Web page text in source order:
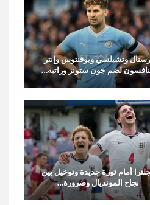
وتشيلسي ويوفنتوس وإنتر
لضم جون ستونز وراتبه…
أمام ثورة جديدة وتوخيل بين
نجاح المونديال وضرورة…